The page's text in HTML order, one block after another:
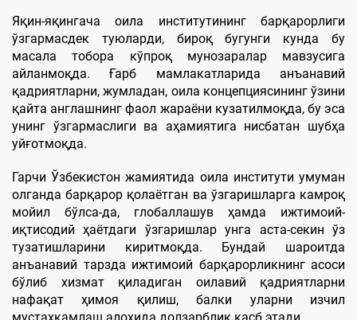
Яқин-яқингача оила институтининг барқарорлиги
ўзгармасдек туюларди, бироқ бугунги кунда бу
масала тобора кўпроқ мунозаралар мавзусига
айланмоқда. Ғарб мамлакатларида анъанавий
қадриятларни, жумладан, оила концепциясининг ўзини
қайта англашнинг фаол жараёни кузатилмоқда, бу эса
унинг ўзгармаслиги ва аҳамиятига нисбатан шубҳа
уйғотмоқда.
Гарчи Ўзбекистон жамиятида оила институти умуман
олганда барқарор қолаётган ва ўзгаришларга камроқ
мойил бўлса-да, глобаллашув ҳамда ижтимоий-
иқтисодий ҳаётдаги ўзгаришлар унга аста-секин ўз
тузатишларини киритмоқда. Бундай шароитда
анъанавий тарзда ижтимоий барқарорликнинг асоси
бўлиб хизмат қиладиган оилавий қадриятларни
нафақат ҳимоя қилиш, балки уларни изчил